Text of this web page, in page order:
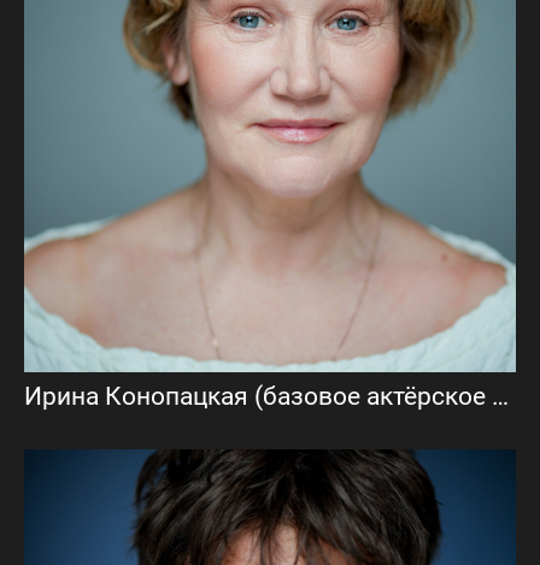
Ирина Конопацкая (базовое актёрское портфолио)